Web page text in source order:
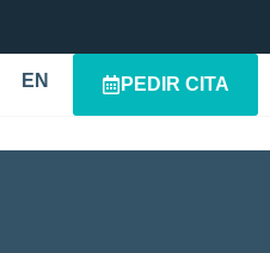
EN PEDIR CITA